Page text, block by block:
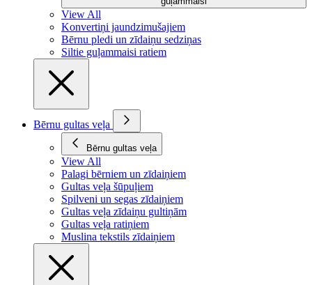
View All
Konvertiņi jaundzimušajiem
Bērnu pledi un zīdaiņu sedziņas
Siltie guļammaisi ratiem
Bērnu gultas veļa
Bērnu gultas veļa
View All
Palagi bērniem un zīdaiņiem
Gultas veļa šūpuļiem
Spilveni un segas zīdaiņiem
Gultas veļa zīdaiņu gultiņām
Gultas veļa ratiņiem
Muslina tekstils zīdaiņiem